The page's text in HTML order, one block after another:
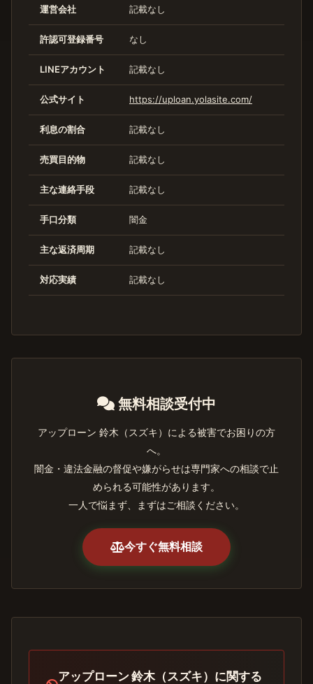
運営会社 記載なし
許認可登録番号 なし
LINEアカウント 記載なし
公式サイト https://uploan.yolasite.com/
利息の割合 記載なし
売買目的物 記載なし
主な連絡手段 記載なし
手口分類 闇金
主な返済周期 記載なし
対応実績 記載なし
無料相談受付中
アップローン 鈴木（スズキ）による被害でお困りの方
へ。
闇金・違法金融の督促や嫌がらせは専門家への相談で止
められる可能性があります。
一人で悩まず、まずはご相談ください。
今すぐ無料相談
アップローン 鈴木（スズキ）に関する